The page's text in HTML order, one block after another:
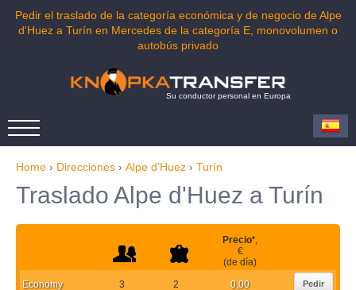
Pedir el traslado de la categoría económica y de negocio de Alpe
d'Huez a Turín en Mercedes de la categoría E, monovolumen o
autobús privado
Su conductor personal en Europa
Home › Direcciones › Alpe d'Huez › Turín
Traslado Alpe d'Huez a Turín
Precio*,
€
(de día)
Economy
3 2 0,00 Pedir